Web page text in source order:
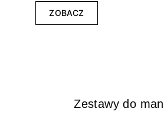
ZOBACZ
Zestawy do